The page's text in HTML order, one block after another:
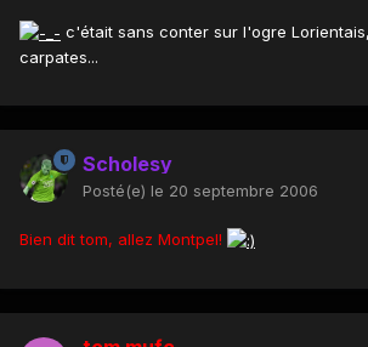
c'était sans conter sur l'ogre
carpates...
Scholesy
Posté(e) le 20 septembre 2006
Bien dit tom, allez Montpel!